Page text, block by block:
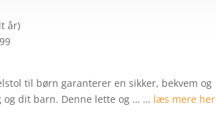
år)
til børn garanterer en sikker, bekvem og
dit barn. Denne lette og … … læs mere her